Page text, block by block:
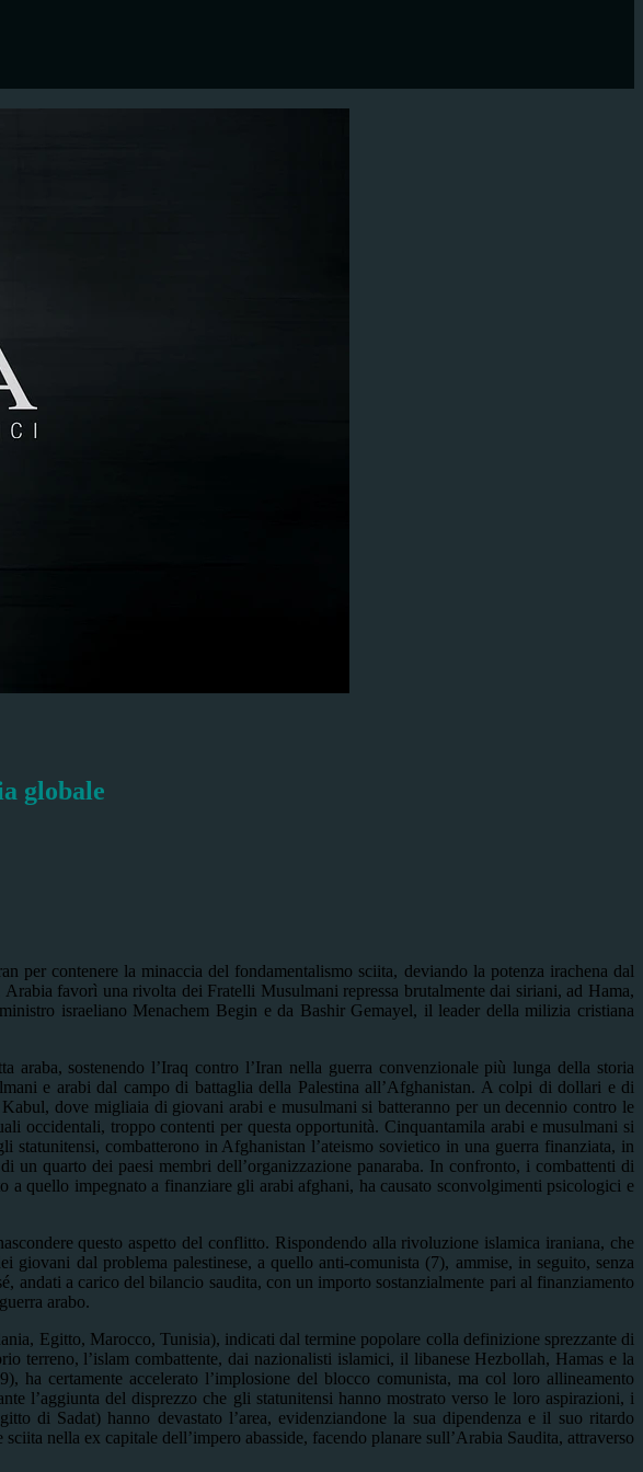
globale
per contenere la minaccia del fondamentalismo sciita, deviando la potenza irachena dal
favorì una rivolta dei Fratelli Musulmani repressa brutalmente dai siriani, ad Hama,
israeliano Menachem Begin e da Bashir Gemayel, il leader della milizia cristiana
sostenendo l’Iraq contro l’Iran nella guerra convenzionale più lunga della storia
e arabi dal campo di battaglia della Palestina all’Afghanistan. A colpi di dollari e di
dove migliaia di giovani arabi e musulmani si batteranno per un decennio contro le
occidentali, troppo contenti per questa opportunità. Cinquantamila arabi e musulmani si
combatterono in Afghanistan l’ateismo sovietico in una guerra finanziata, in
quarto dei paesi membri dell’organizzazione panaraba. In confronto, i combattenti di
quello impegnato a finanziare gli arabi afghani, ha causato sconvolgimenti psicologici e
questo aspetto del conflitto. Rispondendo alla rivoluzione islamica iraniana, che
dal problema palestinese, a quello anti-comunista (7), ammise, in seguito, senza
andati a carico del bilancio saudita, con un importo sostanzialmente pari al finanziamento
arabo.
Egitto, Marocco, Tunisia), indicati dal termine popolare colla definizione sprezzante di
terreno, l’islam combattente, dai nazionalisti islamici, il libanese Hezbollah, Hamas e la
ha certamente accelerato l’implosione del blocco comunista, ma col loro allineamento
l’aggiunta del disprezzo che gli statunitensi hanno mostrato verso le loro aspirazioni, i
di Sadat) hanno devastato l’area, evidenziandone la sua dipendenza e il suo ritardo
nella ex capitale dell’impero abasside, facendo planare sull’Arabia Saudita, attraverso